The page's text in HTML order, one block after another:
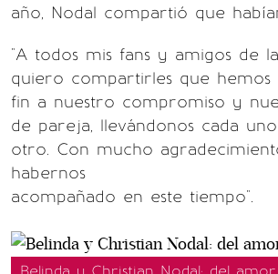
año, Nodal compartió que
"A todos mis fans y amigos de
quiero compartirles que hemos
fin a nuestro compromiso y
de pareja, llevándonos cada
otro. Con mucho
habernos
acompañado en este tiempo".